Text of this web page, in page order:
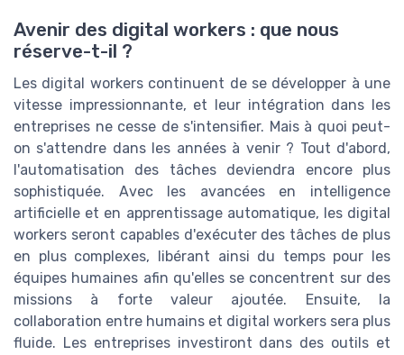
Avenir des digital workers : que nous
réserve-t-il ?
Les digital workers continuent de se développer à une
vitesse impressionnante, et leur intégration dans les
entreprises ne cesse de s'intensifier. Mais à quoi peut-
on s'attendre dans les années à venir ? Tout d'abord,
l'automatisation des tâches deviendra encore plus
sophistiquée. Avec les avancées en intelligence
artificielle et en apprentissage automatique, les digital
workers seront capables d'exécuter des tâches de plus
en plus complexes, libérant ainsi du temps pour les
équipes humaines afin qu'elles se concentrent sur des
missions à forte valeur ajoutée. Ensuite, la
collaboration entre humains et digital workers sera plus
fluide. Les entreprises investiront dans des outils et